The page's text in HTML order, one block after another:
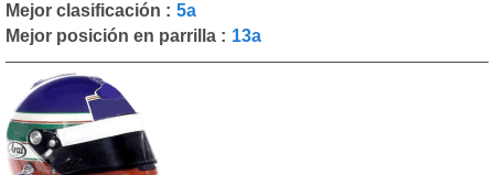
Mejor clasificación : 5a
Mejor posición en parrilla : 13a